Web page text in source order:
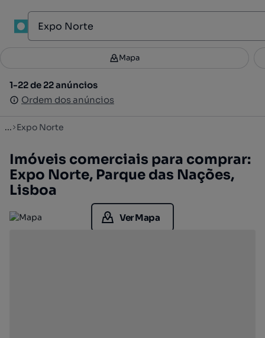
Filtros 2
1-22 de 22 anúncios
Ordem dos anúncios
Mapa
1-22 de 22 anúncios
Ordem dos anúncios
... Expo Norte
Imóveis comerciais para comprar:
Expo Norte, Parque das Nações,
Lisboa
Ver Mapa